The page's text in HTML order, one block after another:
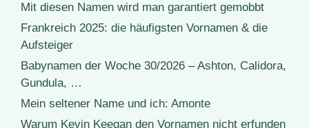
Mit diesen Namen wird man garantiert gemobbt
Frankreich 2025: die häufigsten Vornamen & die
Aufsteiger
Babynamen der Woche 30/2026 – Ashton, Calidora,
Gundula, …
Mein seltener Name und ich: Amonte
Warum Kevin Keegan den Vornamen nicht erfunden